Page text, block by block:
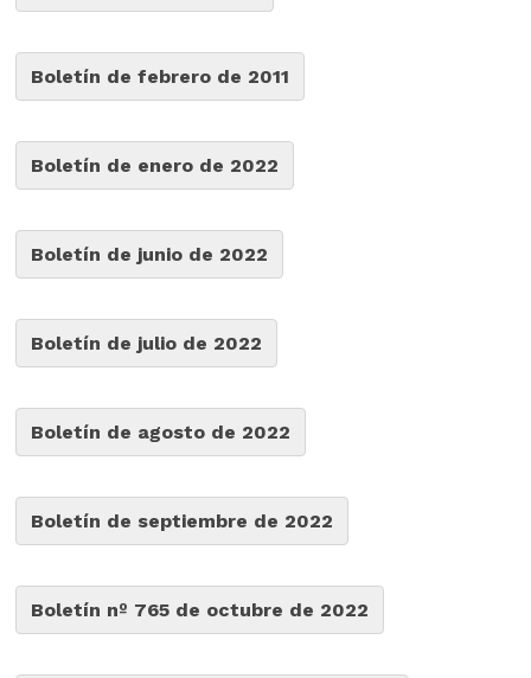
Boletín de febrero de 2011
Boletín de enero de 2022
Boletín de junio de 2022
Boletín de julio de 2022
Boletín de agosto de 2022
Boletín de septiembre de 2022
Boletín nº 765 de octubre de 2022